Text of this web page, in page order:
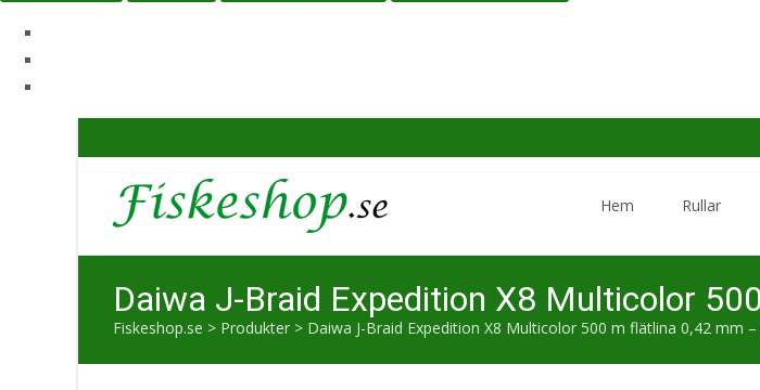
Hem Rullar
Daiwa J-Braid Expedition X8 Multicolor
Fiskeshop.se > Produkter > Daiwa J-Braid Expedition X8 Multicolor 500 m flätlina 0,42 mm